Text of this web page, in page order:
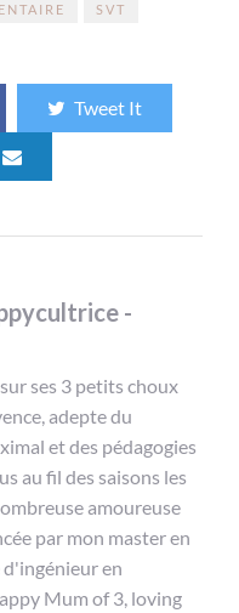
SVT
Tweet It
-
ses 3 petits choux
adepte du
et des pédagogies
au fil des saisons les
amoureuse
par mon master en
en
Mum of 3, loving